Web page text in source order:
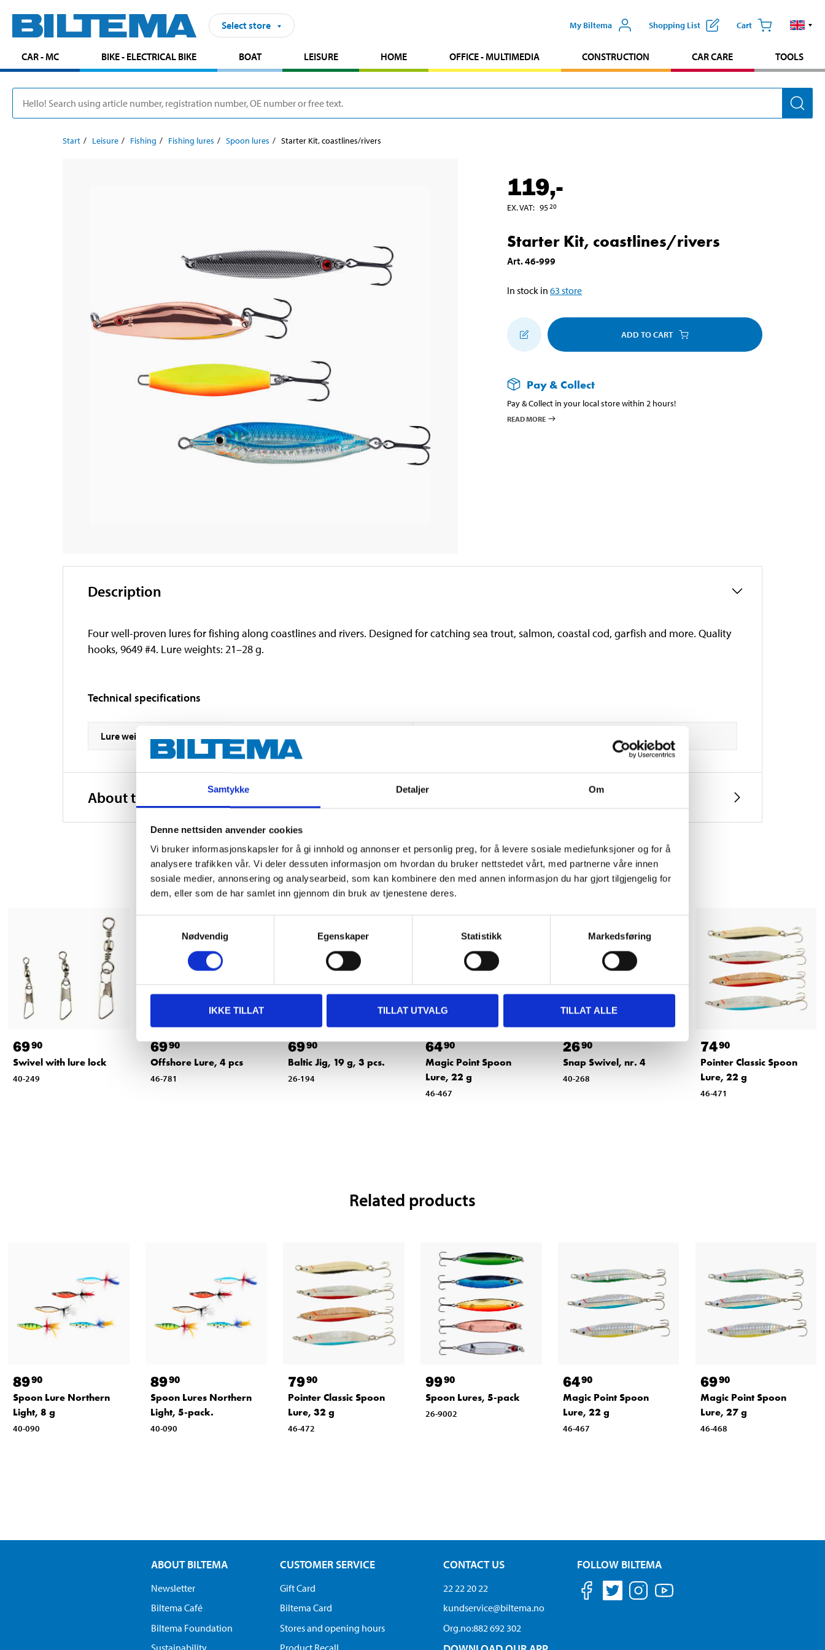
Samtykke Detaljer Om
Denne nettsiden anvender cookies
Vi bruker informasjonskapsler for å gi innhold og annonser et personlig preg, for å levere sosiale mediefunksjoner og for å
analysere trafikken vår. Vi deler dessuten informasjon om hvordan du bruker nettstedet vårt, med partnerne våre innen
sosiale medier, annonsering og analysearbeid, som kan kombinere den med annen informasjon du har gjort tilgjengelig for
dem, eller som de har samlet inn gjennom din bruk av tjenestene deres.
Nødvendig
Egenskaper Statistikk Markedsføring
IKKE TILLAT TILLAT UTVALG TILLAT ALLE
Select store My Biltema Shopping List Cart
CAR - MC BIKE - ELECTRICAL BIKE BOAT LEISURE HOME OFFICE - MULTIMEDIA CONSTRUCTION CAR CARE TOOLS
Start Leisure Fishing Fishing lures Spoon lures Starter Kit, coastlines/rivers
119,-
EX. VAT: 9520
Starter Kit, coastlines/rivers
Art.46-999
In stock in 63 store
ADD TO CART
Pay & Collect
Pay & Collect in your local store within 2 hours!
READ MORE
Description
Four well-proven lures for fishing along coastlines and rivers. Designed for catching sea trout, salmon, coastal cod, garfish and more. Quality
hooks, 9649 #4. Lure weights: 21–28 g.
Technical specifications
Lure weight
About the manufacturer
Other customers also bought
6990
Swivel with lure lock
40-249
6990
Offshore Lure, 4 pcs
46-781
6990
Baltic Jig, 19 g, 3 pcs.
26-194
6490
Magic Point Spoon
Lure, 22 g
46-467
2690
Snap Swivel, nr. 4
40-268
7490
Pointer Classic Spoon
Lure, 22 g
46-471
Related products
8990
Spoon Lure Northern
Light, 8 g
40-090
8990
Spoon Lures Northern
Light, 5-pack.
40-090
7990
Pointer Classic Spoon
Lure, 32 g
46-472
9990
Spoon Lures, 5-pack
26-9002
6490
Magic Point Spoon
Lure, 22 g
46-467
6990
Magic Point Spoon
Lure, 27 g
46-468
ABOUT BILTEMA
Newsletter
Biltema Café
Biltema Foundation
CUSTOMER SERVICE
Gift Card
Biltema Card
Stores and opening hours
CONTACT US
22 22 20 22
kundservice@biltema.no
Org.no:882 692 302
FOLLOW BILTEMA